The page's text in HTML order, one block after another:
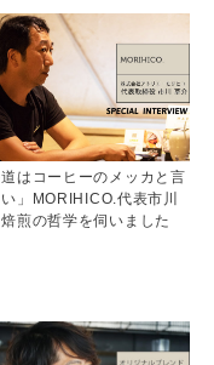
道はコーヒーのメッカと言
」MORIHICO.代表市川
煎の哲学を伺いました